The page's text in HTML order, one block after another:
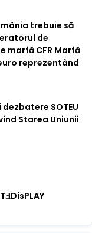
trebuie să
de
marfă CFR Marfă
reprezentând
SOTEU
Starea Uniunii